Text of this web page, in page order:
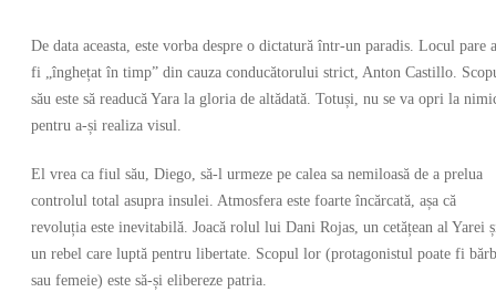
100.99 RON
314.61 RON
-68%
De data aceasta, este vorba despre o dictatură într-un paradis. Locul pare a
fi „înghețat în timp” din cauza conducătorului strict, Anton Castillo.
său este să readucă Yara la gloria de altădată. Totuși, nu se va opri la
pentru a-și realiza visul.
El vrea ca fiul său, Diego, să-l urmeze pe calea sa nemiloasă de a prelua
controlul total asupra insulei. Atmosfera este foarte încărcată, așa că
revoluția este inevitabilă. Joacă rolul lui Dani Rojas, un cetățean al Yarei
un rebel care luptă pentru libertate. Scopul lor (protagonistul poate fi
sau femeie) este să-și elibereze patria.